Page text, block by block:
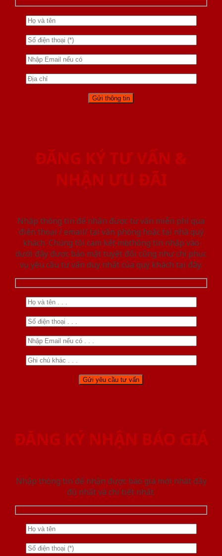
ĐĂNG KÝ TƯ VẤN &
NHẬN ƯU ĐÃI
Nhập thông tin để nhận được tư vấn miễn phí qua
điện thoại / email/ tại văn phòng hoặc tại nhà quý
khách. Chúng tôi cam kết mọi thông tin nhập vào
dưới đây được bảo mật tuyệt đối cũng như chỉ phục
vụ yêu cầu tư vấn duy nhất của quý khách tại đây.
ĐĂNG KÝ NHẬN BÁO GIÁ
Nhập thông tin để nhận được báo giá mới nhât đầy
đủ nhất và chi tiết nhất.